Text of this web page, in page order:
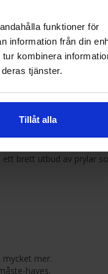
funktioner för
information från din
kombinera
tjänster.
Tillåt alla
ett brett utbud av prylar
mycket mer.
haves.